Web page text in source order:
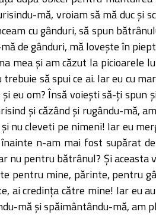
mă, vroiam să mă duc şi
cu gânduri, să spun
de gânduri, mă loveşte în
mea şi am căzut la picioarele
să spui ce ai. Iar eu cu
om? Însă voieşti să-ţi spun
şi căzând şi rugându-mă,
nu cleveti pe nimeni! Iar eu
n-am mai fost supărat
nu pentru bătrânul? Şi aceasta
pentru mine, părinte, pentru
ai credinţa către mine! Iar eu
mă şi spăimântându-mă, am